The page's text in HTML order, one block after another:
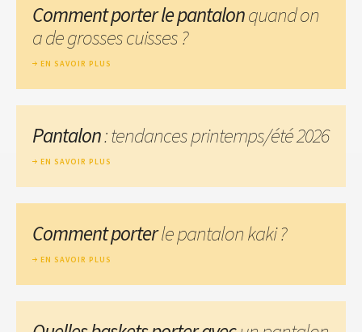
Comment porter le pantalonquand on
a de grosses cuisses ?
EN SAVOIR PLUS
Pantalon: tendances printemps/été 2026
EN SAVOIR PLUS
Comment porterle pantalon kaki ?
EN SAVOIR PLUS